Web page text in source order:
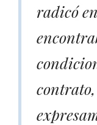
radicó